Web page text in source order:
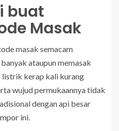
buat
Masak
masak semacam
ataupun memasak
listrik kerap kali kurang
wujud permukaannya tidak
dengan api besar
ini.